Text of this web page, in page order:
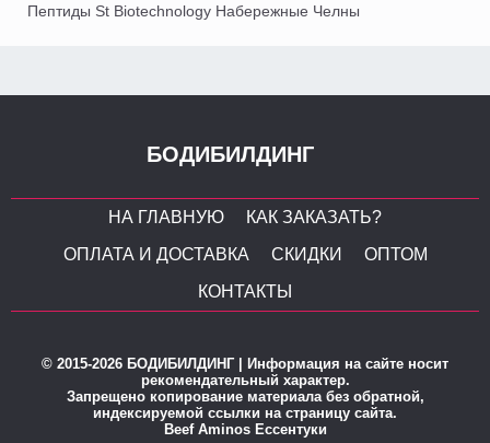
Пептиды St Biotechnology Набережные Челны
БОДИБИЛДИНГ
НА ГЛАВНУЮ
КАК ЗАКАЗАТЬ?
ОПЛАТА И ДОСТАВКА
СКИДКИ
ОПТОМ
КОНТАКТЫ
© 2015-2026 БОДИБИЛДИНГ | Информация на сайте носит
рекомендательный характер.
Запрещено копирование материала без обратной,
индексируемой ссылки на страницу сайта.
Beef Aminos Ессентуки